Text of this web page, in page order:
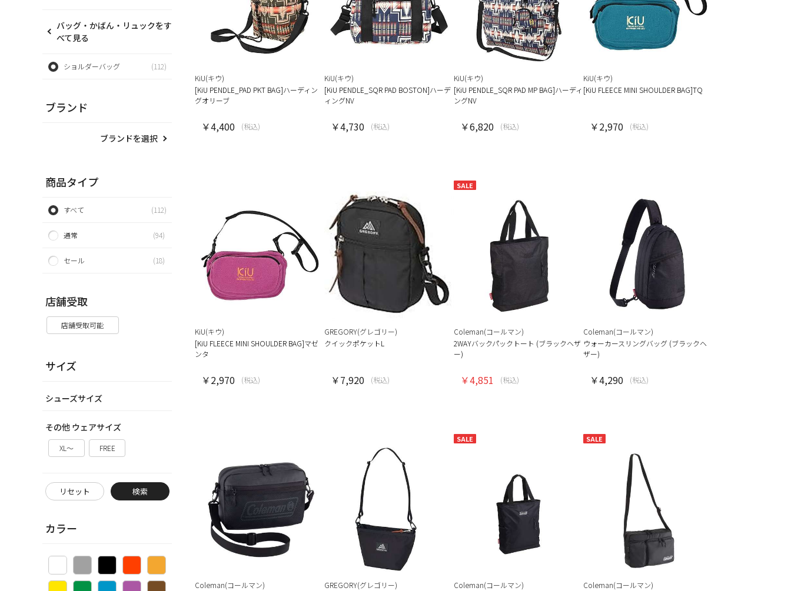
バッグ・かばん・リュックをす
べて見る
ショルダーバッグ (112)
ブランド
ブランドを選択
商品タイプ
すべて (112)
通常 (94)
セール (18)
店舗受取
店舗受取可能
サイズ
シューズサイズ
その他 ウェアサイズ
XL～ FREE
リセット 検索
カラー
KiU(キウ)
[KiU PENDLE_PAD PKT BAG]ハーディン
グオリーブ
￥4,400 (税込)
KiU(キウ)
[KiU PENDLE_SQR PAD BOSTON]ハーデ
ィングNV
￥4,730 (税込)
KiU(キウ)
[KiU PENDLE_SQR PAD MP BAG]ハーディ
ングNV
￥6,820 (税込)
KiU(キウ)
[KiU FLEECE MINI SHOULDER BAG]TQ
￥2,970 (税込)
KiU(キウ)
[KiU FLEECE MINI SHOULDER BAG]マゼ
ンタ
￥2,970 (税込)
GREGORY(グレゴリー)
クイックポケットL
￥7,920 (税込)
SALE
Coleman(コールマン)
2WAYバックパックトート (ブラックヘザ
ー)
￥4,851 (税込)
Coleman(コールマン)
ウォーカースリングバッグ (ブラックヘ
ザー)
￥4,290 (税込)
Coleman(コールマン)
GREGORY(グレゴリー)
SALE
Coleman(コールマン)
SALE
Coleman(コールマン)